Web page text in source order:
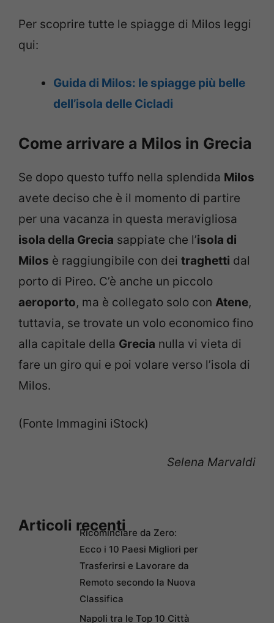
Per scoprire tutte le spiagge di Milos leggi
qui:
Guida di Milos: le spiagge più belle
dell’isola delle Cicladi
Come arrivare a Milos in Grecia
Se dopo questo tuffo nella splendida Milos
avete deciso che è il momento di partire
per una vacanza in questa meravigliosa
isola della Grecia sappiate che l’isola di
Milos è raggiungibile con dei traghetti dal
porto di Pireo. C’è anche un piccolo
aeroporto, ma è collegato solo con Atene,
tuttavia, se trovate un volo economico fino
alla capitale della Grecia nulla vi vieta di
fare un giro qui e poi volare verso l’isola di
Milos.
(Fonte Immagini iStock)
Selena Marvaldi
Articoli recentiRicominciare da Zero:
Ecco i 10 Paesi Migliori per
Trasferirsi e Lavorare da
Remoto secondo la Nuova
Classifica
Napoli tra le Top 10 Città